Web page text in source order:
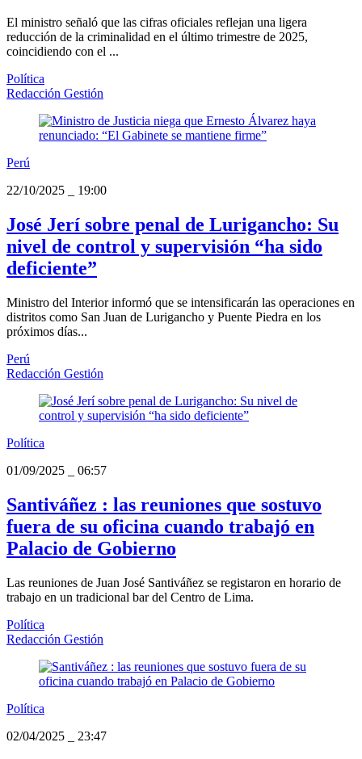
El ministro señaló que las cifras oficiales reflejan una ligera
reducción de la criminalidad en el último trimestre de 2025,
coincidiendo con el ...
Política
Redacción Gestión
Perú
22/10/2025
19:00
José Jerí sobre penal de Lurigancho: Su
nivel de control y supervisión “ha sido
deficiente”
Ministro del Interior informó que se intensificarán las operaciones en
distritos como San Juan de Lurigancho y Puente Piedra en los
próximos días...
Perú
Redacción Gestión
Política
01/09/2025
06:57
Santiváñez : las reuniones que sostuvo
fuera de su oficina cuando trabajó en
Palacio de Gobierno
Las reuniones de Juan José Santiváñez se registaron en horario de
trabajo en un tradicional bar del Centro de Lima.
Política
Redacción Gestión
Política
02/04/2025
23:47